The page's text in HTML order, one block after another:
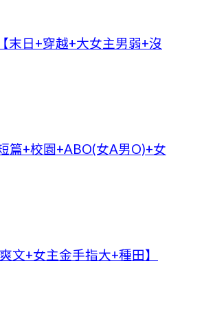
末日+穿越+大女主男弱+沒
篇+校園+ABO(女A男O)+女
文+女主金手指大+種田】